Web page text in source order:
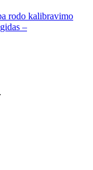
rodo kalibravimo
–